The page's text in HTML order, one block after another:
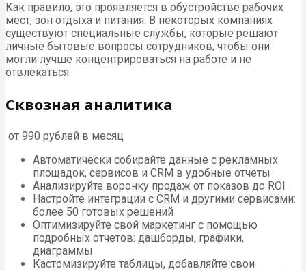
Как правило, это проявляется в обустройстве рабочих
мест, зон отдыха и питания. В некоторых компаниях
существуют специальные службы, которые решают
личные бытовые вопросы сотрудников, чтобы они
могли лучше концентрироваться на работе и не
отвлекаться.
Сквозная аналитика
от 990 рублей в месяц
Автоматически собирайте данные с рекламных
площадок, сервисов и CRM в удобные отчеты
Анализируйте воронку продаж от показов до ROI
Настройте интеграции c CRM и другими сервисами:
более 50 готовых решений
Оптимизируйте свой маркетинг с помощью
подробных отчетов: дашборды, графики,
диаграммы
Кастомизируйте таблицы, добавляйте свои